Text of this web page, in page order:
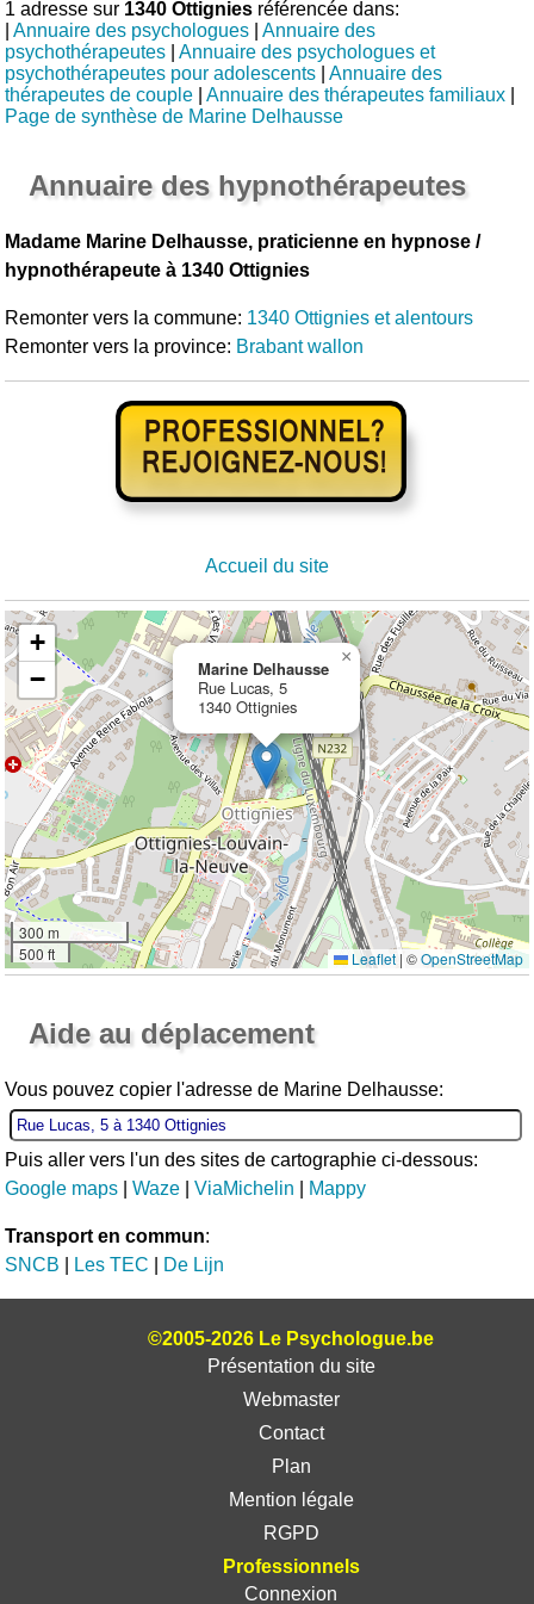
1 adresse sur 1340 Ottignies référencée dans:
|Annuaire des psychologues |Annuaire des
psychothérapeutes |Annuaire des psychologues et
psychothérapeutes pour adolescents |Annuaire des
thérapeutes de couple |Annuaire des thérapeutes familiaux
Page de synthèse de Marine Delhausse
Annuaire des hypnothérapeutes
Madame Marine Delhausse, praticienne en hypnose /
hypnothérapeute à 1340 Ottignies
Remonter vers la commune: 1340 Ottignies et alentours
Remonter vers la province: Brabant wallon
Accueil du site
Marine Delhausse
Rue Lucas, 5
1340 Ottignies
×
+
−
300 m
500 ft
Leaflet | ©OpenStreetMap
Aide au déplacement
Vous pouvez copier l'adresse de Marine Delhausse:
Puis aller vers l'un des sites de cartographie ci-dessous:
Google maps |Waze |ViaMichelin Mappy
Transport en commun:
SNCB
Les TEC De Lijn
©2005-2026 Le Psychologue.be
Présentation du site
Webmaster
Contact
Plan
Mention légale
RGPD
Professionnels
Connexion